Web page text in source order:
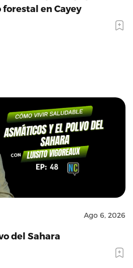
en Cayey
Ago 6, 2026
del Sahara